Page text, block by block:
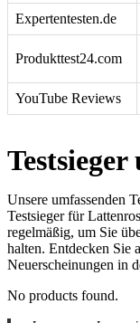
Expertentesten.de
Produkttest24.com
YouTube Reviews
Unsere umfassenden
Testsieger für
regelmäßig, um Sie
halten. Entdecken Sie
Neuerscheinungen in
No products found.